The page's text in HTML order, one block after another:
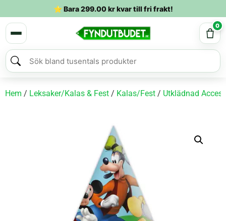
⭐ Bara299.00krkvar till fri frakt!
0
Hem / Leksaker/Kalas & Fest / Kalas/Fest / Utklädnad